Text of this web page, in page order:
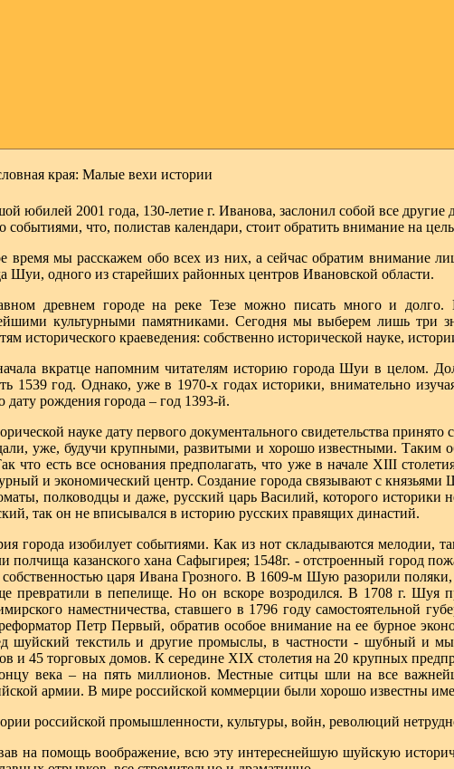
края: Малые вехи истории
юбилей 2001 года, 130-летие г. Иванова, заслонил собой все
событиями, что, полистав календари, стоит обратить внимание на
время мы расскажем обо всех из них, а сейчас обратим внимание
Шуи, одного из старейших районных центров Ивановской области.
древнем городе на реке Тезе можно писать много и
культурными памятниками. Сегодня мы выберем лишь три
исторического краеведения: собственно исторической науке,
вкратце напомним читателям историю города Шуи в целом.
1539 год. Однако, уже в 1970-х годах историки, внимательно
дату рождения города – год 1393-й.
науке дату первого документального свидетельства
уже, будучи крупными, развитыми и хорошо известными. Таким
что есть все основания предполагать, что уже в начале XIII
и экономический центр. Создание города связывают с
полководцы и даже, русский царь Василий, которого историки
так он не вписывался в историю русских правящих династий.
города изобилует событиями. Как из нот складываются мелодии,
полчища казанского хана Сафыгирея; 1548г. - отстроенный город
собственностью царя Ивана Грозного. В 1609-м Шую разорили
превратили в пепелище. Но он вскоре возродился. В 1708 г. Шуя
наместничества, ставшего в 1796 году самостоятельной
Петр Первый, обратив особое внимание на ее бурное
шуйский текстиль и другие промыслы, в частности - шубный и
и 45 торговых домов. К середине XIX столетия на 20 крупных
века – на пять миллионов. Местные ситцы шли на все
армии. В мире российской коммерции были хорошо известны
российской промышленности, культуры, войн, революций
на помощь воображение, всю эту интереснейшую шуйскую